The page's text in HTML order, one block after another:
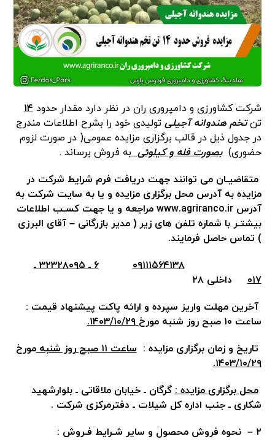
شرکت کشاورزی و دامپروری ران در نظر دارد مقدار حدود۱۴
تنتخم هندوانه آجیلی تولیدی خود را بشرح اطلاعات مندرج
در جدول ذیل در قالب برگزاری مزایده عمومی( در صورت لزوم
حضوری)بصورت فله و کیلوئیبه فروش برساند .
متقاضیـان می توانند جهت دریافت فرم شرایط شرکت در
مزایده به آدرس محل برگزاری مزایده و یا به سایت شرکت به
آدرسwww.agriranco.ir مراجعه و یا جهت کسـب اطلاعات
بیشتـر با شماره تلفن های زیر ( مدیر بازرگانی– آقای البرزی
) تماس حاصل فرمایند.
۰۹۱۱۱۵۶۴۱۳۸
۶ ـ ۳۲۳۲۸۰۹۵ ـ
۰۱۷داخلی ۲۸
آخرین مهلت واریز سپرده و ارائه پاکت پیشنهاد قیمت :
ساعت ۱۰ صبح روز شنبه مورخ
۱۴۰۳/۱۰/۲۹.
تاریخ و زمان برگزاری مزایده :ساعت ۱۱ صبح روز شنبه
مورخ
۱۴۰۳/۱۰/۲۹.
محل برگزاری مزایده :گرگان ـ خیابان ملاقاتی ـ بلوارشهید
شکاری ـ ‌جنب اداره کل شیلات ـ دفترمرکزی شرکت .
۲ – نحوه فروش محصول و سایر شـرایط فـروش :